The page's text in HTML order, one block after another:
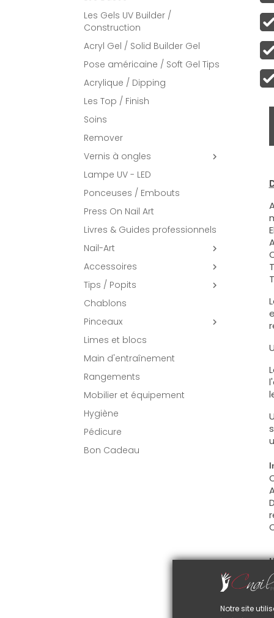
Les Gels UV Builder /
Construction
Acryl Gel / Solid Builder Gel
Pose américaine / Soft Gel Tips
Acrylique / Dipping
Les Top / Finish
Soins
Remover
Vernis à ongles

Lampe UV - LED
Ponceuses / Embouts
Press On Nail Art
Livres & Guides professionnels
Nail-Art

Accessoires 
Tips / Popits 
Chablons
Pinceaux

Limes et blocs
Main d'entraînement
Rangements
Mobilier et équipement
Hygiène
Pédicure
Bon Cadeau
Notre site